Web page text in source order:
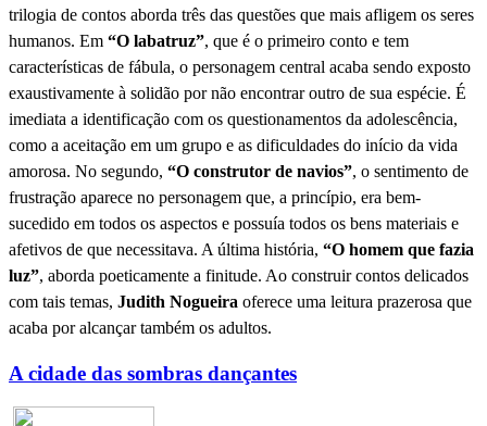
trilogia de contos aborda três das questões que mais afligem os seres
humanos. Em “O labatruz”, que é o primeiro conto e tem
características de fábula, o personagem central acaba sendo exposto
exaustivamente à solidão por não encontrar outro de sua espécie. É
imediata a identificação com os questionamentos da adolescência,
como a aceitação em um grupo e as dificuldades do início da vida
amorosa. No segundo, “O construtor de navios”, o sentimento de
frustração aparece no personagem que, a princípio, era bem-
sucedido em todos os aspectos e possuía todos os bens materiais e
afetivos de que necessitava. A última história, “O homem que fazia
luz”, aborda poeticamente a finitude. Ao construir contos delicados
com tais temas, Judith Nogueira oferece uma leitura prazerosa que
acaba por alcançar também os adultos.
A cidade das sombras dançantes